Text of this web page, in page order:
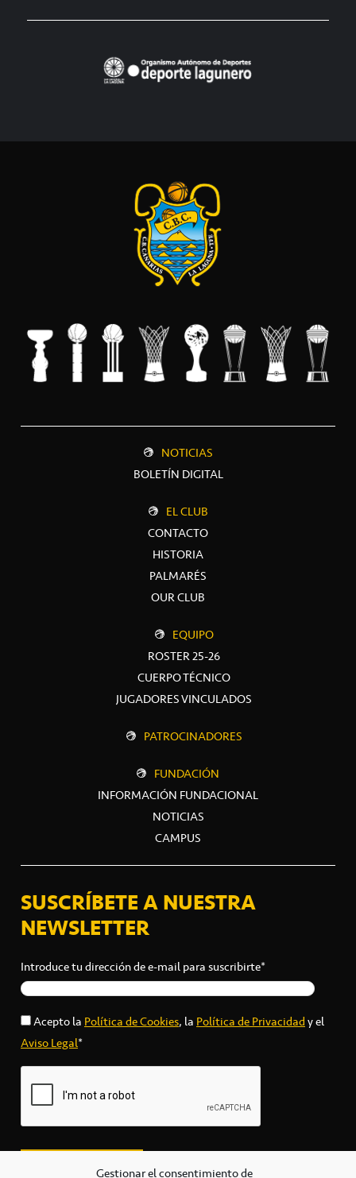
Gestionar el consentimiento de
NOTICIAS
BOLETÍN DIGITAL
EL CLUB
CONTACTO
HISTORIA
PALMARÉS
OUR CLUB
EQUIPO
ROSTER 25-26
CUERPO TÉCNICO
JUGADORES VINCULADOS
PATROCINADORES
FUNDACIÓN
INFORMACIÓN FUNDACIONAL
NOTICIAS
CAMPUS
SUSCRÍBETE A NUESTRA
NEWSLETTER
Introduce tu dirección de e-mail para suscribirte*
Acepto laPolítica de Cookies, laPolítica de Privacidady el
Aviso Legal*